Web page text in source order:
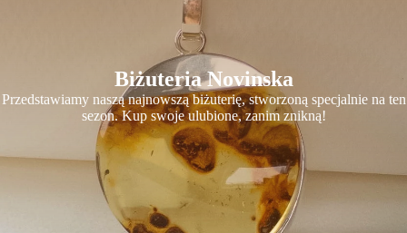
Biżuteria Novinska
Przedstawiamy naszą najnowszą biżuterię, stworzoną specjalnie na ten
sezon. Kup swoje ulubione, zanim znikną!